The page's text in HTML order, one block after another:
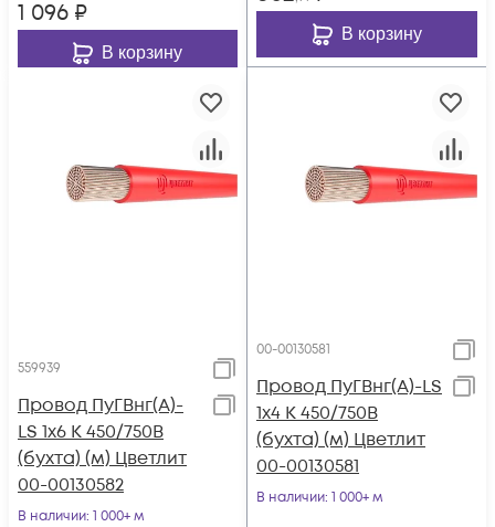
1 096 ₽
В корзину
В корзину
559939
Провод ПуГВнг(А)-
LS 1х6 К 450/750В
(бухта) (м) Цветлит
00-00130582
В наличии: 1 000+ м
00-00130581
Провод ПуГВнг(А)-LS
1х4 К 450/750В
(бухта) (м) Цветлит
00-00130581
В наличии: 1 000+ м